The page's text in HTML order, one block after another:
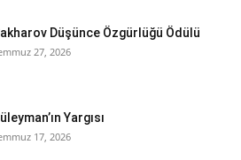
Düşünce Özgürlüğü Ödülü
27, 2026
Yargısı
17, 2026